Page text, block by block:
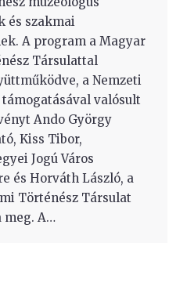
és szakmai
A program a Magyar
Társulattal
a Nemzeti
valósult
Ando György
Kiss Tibor,
Jogú Város
és Horváth László, a
Történész Társulat
meg. A…